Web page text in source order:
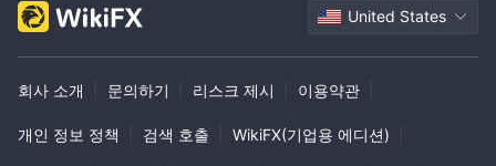
United States
회사 소개 문의하기 리스크 제시 이용약관
개인 정보 정책 검색 호출 WikiFX(기업용 에디션)